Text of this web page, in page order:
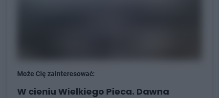
Może Cię zainteresować:
W cieniu Wielkiego Pieca. Dawna